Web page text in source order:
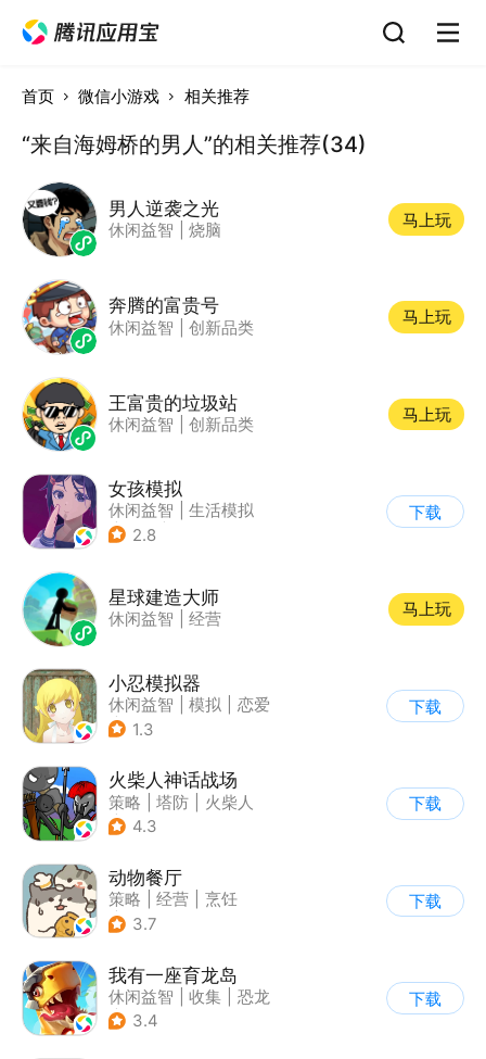
首页 微信小游戏 相关推荐
“来自海姆桥的男人”的相关推荐(34)
男人逆袭之光
休闲益智 烧脑
马上玩
奔腾的富贵号
休闲益智 创新品类
马上玩
王富贵的垃圾站
休闲益智 创新品类
马上玩
女孩模拟
休闲益智
生活模拟
| 校园
2.8
下载
星球建造大师
休闲益智 经营
马上玩
小忍模拟器
休闲益智 模拟
恋爱
| 女性向
1.3
下载
火柴人神话战场
策略 塔防
火柴人
| 休闲益智
4.3
下载
动物餐厅
策略 经营
烹饪
| 宠物
3.7
下载
我有一座育龙岛
休闲益智 收集
恐龙
| 宠物养成
3.4
下载